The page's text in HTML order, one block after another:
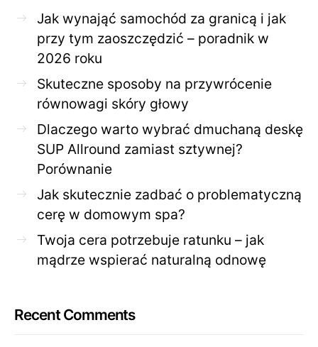
Jak wynająć samochód za granicą i jak
przy tym zaoszczędzić – poradnik w
2026 roku
Skuteczne sposoby na przywrócenie
równowagi skóry głowy
Dlaczego warto wybrać dmuchaną deskę
SUP Allround zamiast sztywnej?
Porównanie
Jak skutecznie zadbać o problematyczną
cerę w domowym spa?
Twoja cera potrzebuje ratunku – jak
mądrze wspierać naturalną odnowę
Recent Comments